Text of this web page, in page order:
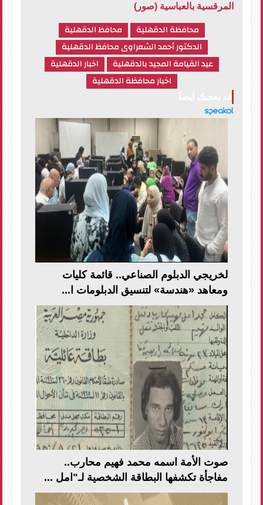
المرقسية بالعباسية (صور)
محافظة الدقهلية
محافظ الدقهلية
الدكتور أحمد الشعراوى محافظ الدقهلية
عيد القيامة المجيد بالدقهلية
اخبار الدقهلية
اخبار محافظة الدقهلية
لخريجي الدبلوم الصناعي.. قائمة كليات
ومعاهد «هندسة» لتنسيق الدبلومات ا...
صوت الأمة اسمه محمد فهيم محارب..
مفاجأة تكشفها البطاقة الشخصية لـ"امل ...